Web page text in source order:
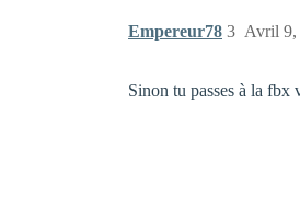
Empereur78 Avril 9,
3
Sinon tu passes à la fbx